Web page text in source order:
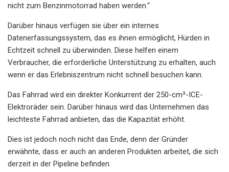
nicht zum Benzinmotorrad haben werden.“
Darüber hinaus verfügen sie über ein internes
Datenerfassungssystem, das es ihnen ermöglicht, Hürden in
Echtzeit schnell zu überwinden. Diese helfen einem
Verbraucher, die erforderliche Unterstützung zu erhalten, auch
wenn er das Erlebniszentrum nicht schnell besuchen kann.
Das Fahrrad wird ein direkter Konkurrent der 250-cm³-ICE-
Elektroräder sein. Darüber hinaus wird das Unternehmen das
leichteste Fahrrad anbieten, das die Kapazität erhöht.
Dies ist jedoch noch nicht das Ende, denn der Gründer
erwähnte, dass er auch an anderen Produkten arbeitet, die sich
derzeit in der Pipeline befinden.